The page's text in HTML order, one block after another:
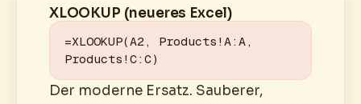
XLOOKUP (neueres Excel)
=XLOOKUP(A2, Products!A:A,
Products!C:C)
Der moderne Ersatz. Sauberer,